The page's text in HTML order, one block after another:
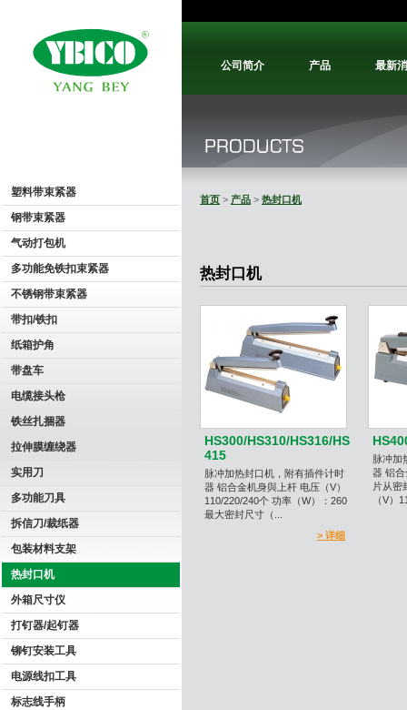
塑料带束紧器
钢带束紧器
气动打包机
多功能免铁扣束紧器
不锈钢带束紧器
带扣/铁扣
纸箱护角
带盘车
电缆接头枪
铁丝扎捆器
拉伸膜缠绕器
实用刀
多功能刀具
拆信刀/裁纸器
包装材料支架
热封口机
外箱尺寸仪
打钉器/起钉器
铆钉安装工具
电源线扣工具
标志线手柄
公司简介 产品 最新
首页 > 产品 > 热封口机
热封口机
HS300/HS310/HS316/HS
415
脉冲加热封口机，附有插件计时
器 铝合金机身與上杆 电压（V）
110/220/240个 功率（W）：260
最大密封尺寸（...
> 详细
脉冲加
器 铝
片从密
（V）